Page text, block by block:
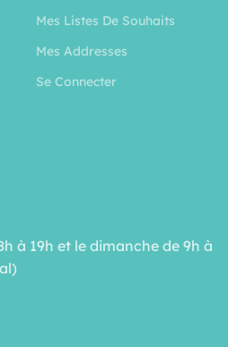
Mes Listes De Souhaits
Mes Addresses
Se Connecter
à 19h et le dimanche de 9h à